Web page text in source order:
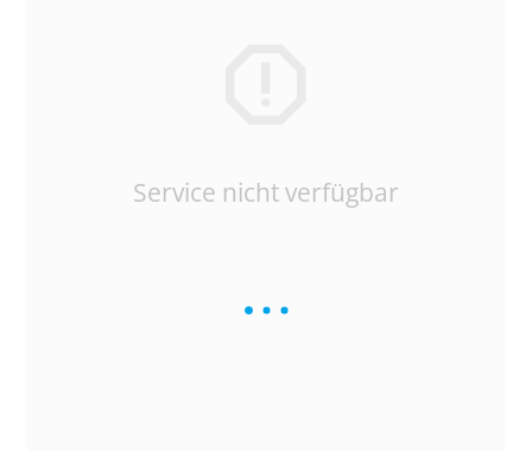
Service nicht verfügbar